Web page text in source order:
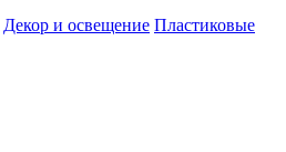
Декор и освещение Пластиковые